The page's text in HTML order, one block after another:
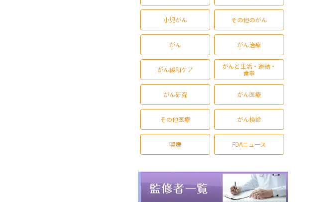
小児がん その他のがん
がん がん治療
がん緩和ケア
がんと生活・運動・
食事
がん研究 がん医療
その他医療 がん検診
喫煙 FDAニュース